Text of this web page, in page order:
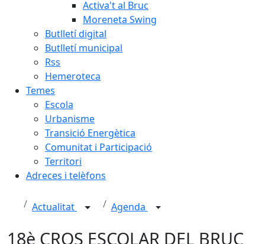
Activa't al Bruc
Moreneta Swing
Butlletí digital
Butlletí municipal
Rss
Hemeroteca
Temes
Escola
Urbanisme
Transició Energètica
Comunitat i Participació
Territori
Adreces i telèfons
Actualitat Agenda
18è CROS ESCOLAR DEL BRUC